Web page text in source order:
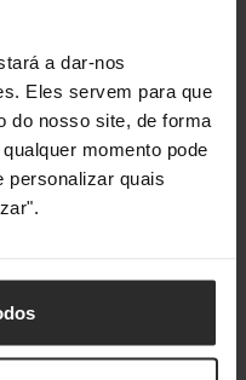
a dar-nos
Eles servem para que
do nosso site, de forma
momento pode
personalizar quais